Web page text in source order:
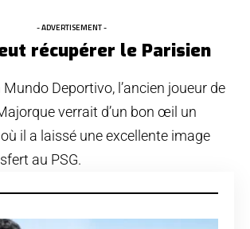
- ADVERTISEMENT -
récupérer le Parisien
Deportivo, l’ancien joueur de
verrait d’un bon œil un
il a laissé une excellente image
au PSG.